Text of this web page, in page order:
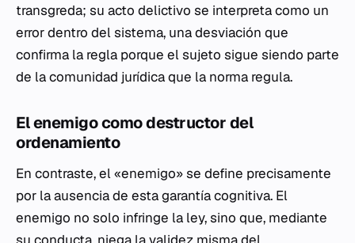
transgreda; su acto delictivo se interpreta como un
error dentro del sistema, una desviación que
confirma la regla porque el sujeto sigue siendo parte
de la comunidad jurídica que la norma regula.
El enemigo como destructor del
ordenamiento
En contraste, el «enemigo» se define precisamente
por la ausencia de esta garantía cognitiva. El
enemigo no solo infringe la ley, sino que, mediante